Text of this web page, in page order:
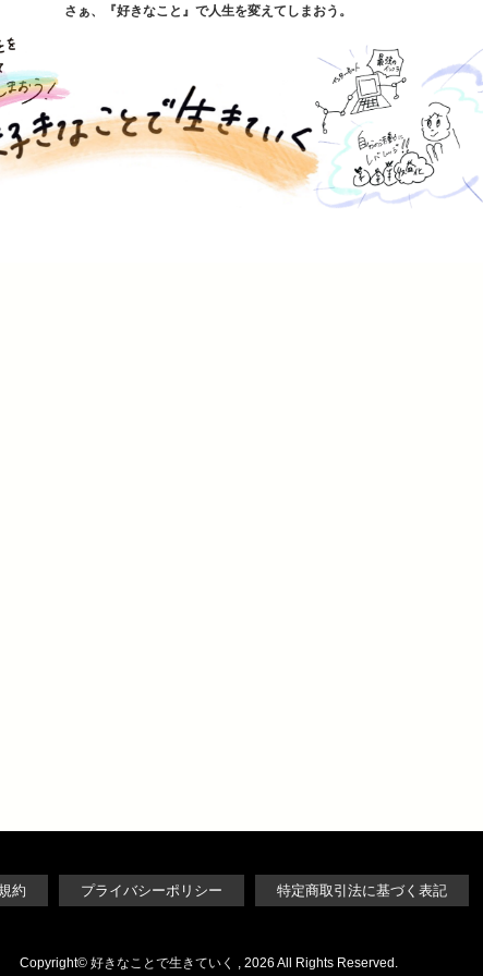
さぁ、『好きなこと』で人生を変えてしまおう。
約 プライバシーポリシー 特定商取引法に基づく表記
Copyright© 好きなことで生きていく , 2026 All Rights Reserved.